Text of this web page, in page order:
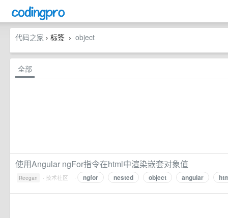
代码之家 › 标签 › object
全部
使用Angular ngFor指令在html中渲染嵌套对象值
Reegan · 技术社区 · ngfor nested object angular